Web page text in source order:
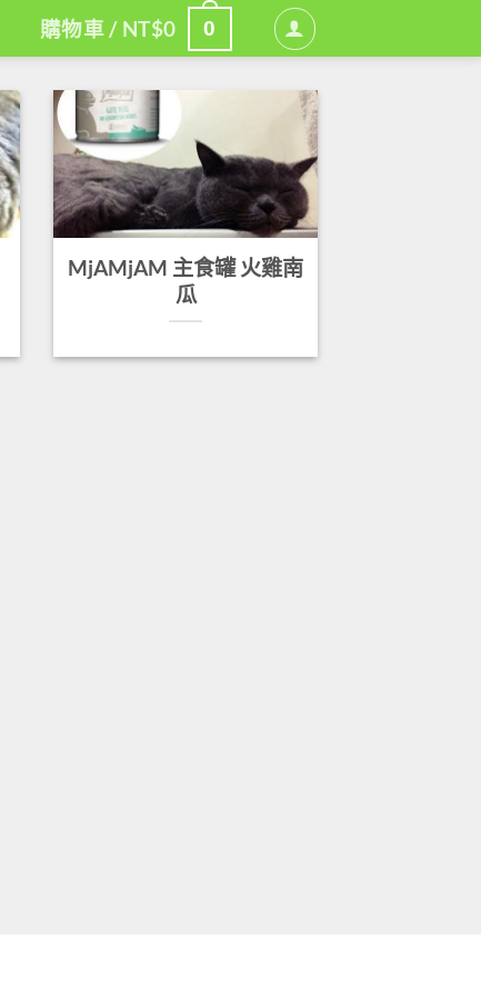
購物車 / NT$0 0
MjAMjAM 主食罐 火雞南
瓜